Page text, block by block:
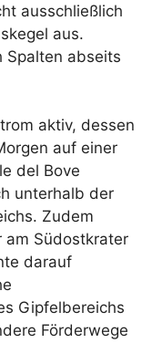
ausschließlich
aus.
Spalten abseits
aktiv, dessen
auf einer
del Bove
unterhalb der
Zudem
am Südostkrater
darauf
Gipfelbereichs
Förderwege